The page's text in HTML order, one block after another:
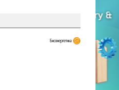
Биоэнергетика